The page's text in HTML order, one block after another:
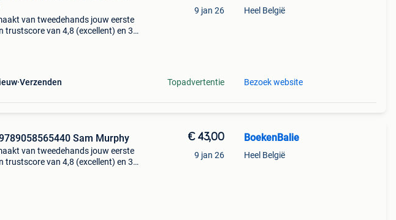
van tweedehands jouw eerste
trustscore van 4,8 (excellent) en 30
Verzenden
9 jan 26
Topadvertentie
Heel België
Bezoek website
Sam Murphy
van tweedehands jouw eerste
trustscore van 4,8 (excellent) en 30
€ 43,00
9 jan 26
BoekenBalie
Heel België